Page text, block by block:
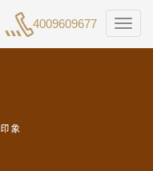
Toggle
4009609677